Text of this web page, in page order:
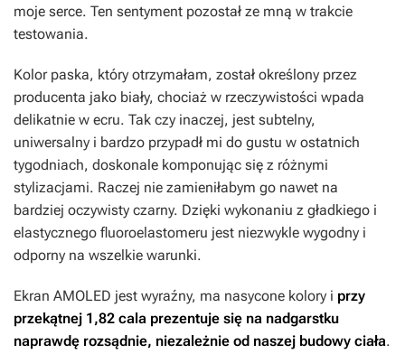
moje serce. Ten sentyment pozostał ze mną w trakcie
testowania.
Kolor paska, który otrzymałam, został określony przez
producenta jako biały, chociaż w rzeczywistości wpada
delikatnie w ecru. Tak czy inaczej, jest subtelny,
uniwersalny i bardzo przypadł mi do gustu w ostatnich
tygodniach, doskonale komponując się z różnymi
stylizacjami. Raczej nie zamieniłabym go nawet na
bardziej oczywisty czarny. Dzięki wykonaniu z gładkiego i
elastycznego fluoroelastomeru jest niezwykle wygodny i
odporny na wszelkie warunki.
Ekran AMOLED jest wyraźny, ma nasycone kolory i przy
przekątnej 1,82 cala prezentuje się na nadgarstku
naprawdę rozsądnie, niezależnie od naszej budowy ciała.